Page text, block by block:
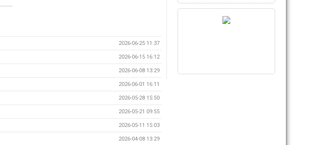
2026-06-25 11:37
2026-06-15 16:12
2026-06-08 13:29
2026-06-01 16:11
2026-05-28 15:50
2026-05-21 09:55
2026-05-11 15:03
2026-04-08 13:29